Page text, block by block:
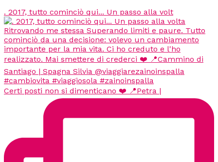
. 2017, tutto cominciò qui... Un passo alla volt
Certi posti non si dimenticano ❤️ 📍Petra |